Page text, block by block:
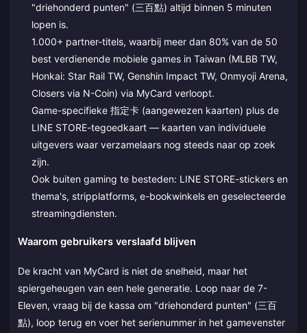
"driehonderd punten" (三百點) altijd binnen 5 minuten
lopen is.
1.000+ partner-titels, waarbij meer dan 80% van de 50
best verdienende mobiele games in Taiwan (MLBB TW,
Honkai: Star Rail TW, Genshin Impact TW, Onmyoji Arena,
Closers via N-Coin) via MyCard verloopt.
Game-specifieke 指定卡 (aangewezen kaarten) plus de
LINE STORE-tegoedkaart — kaarten van individuele
uitgevers waar verzamelaars nog steeds naar op zoek
zijn.
Ook buiten gaming te besteden: LINE STORE-stickers en
thema's, stripplatforms, e-bookwinkels en geselecteerde
streamingdiensten.
Waarom gebruikers verslaafd blijven
De kracht van MyCard is niet de snelheid, maar het
spiergeheugen van een hele generatie. Loop naar de 7-
Eleven, vraag bij de kassa om "driehonderd punten" (三百
點), loop terug en voer het serienummer in het gamevenster